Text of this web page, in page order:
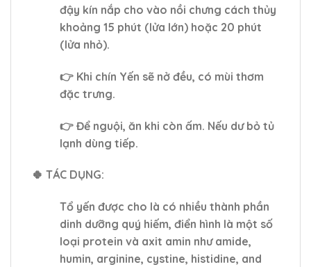
đậy kín nắp cho vào nồi chưng cách thủy
khoảng 15 phút (lửa lớn) hoặc 20 phút
(lửa nhỏ).
👉 Khi chín Yến sẽ nở đều, có mùi thơm
đặc trưng.
👉 Để nguội, ăn khi còn ấm. Nếu dư bỏ tủ
lạnh dùng tiếp.
🍀 TÁC DỤNG:
Tổ yến được cho là có nhiều thành phần
dinh dưỡng quý hiếm, điển hình là một số
loại protein và axit amin như amide,
humin, arginine, cystine, histidine, and